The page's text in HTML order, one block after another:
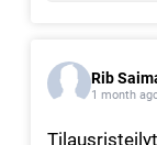
Rib
1 month